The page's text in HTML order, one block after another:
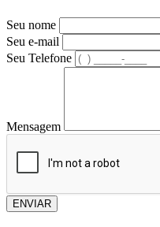
Seu nome
Seu e-mail
Seu Telefone
Mensagem
ENVIAR